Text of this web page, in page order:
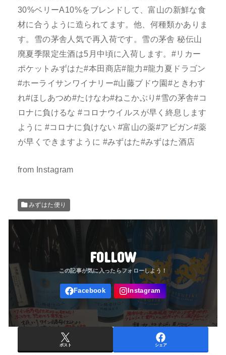
30%ベリーA10%をブレンドして、富山の新鮮な食
材に合うように造られてます。他、何種類かありま
す。雪の茅舎人気で再入荷です。雪の茅舎 秘伝山
廃夏季限定生酒は5月中頃に入荷します。#リカー
ポケットみずはた#本田商店#龍力#龍力夏ドラゴン
#ホーライサンワイナリー#山藤ブドウ園#ときわす
れ#ほしあつめ#たけなわ#ねこかぶり#雪の茅舎#コ
ロナに負けるな #コロナウイルスが早く終息します
ように #コロナに負けない #富山の薬#アビガン#薬
が早くできますように #みずはた#みずはた酒店
from Instagram
みずはた便り
FOLLOW
ポスト シェア